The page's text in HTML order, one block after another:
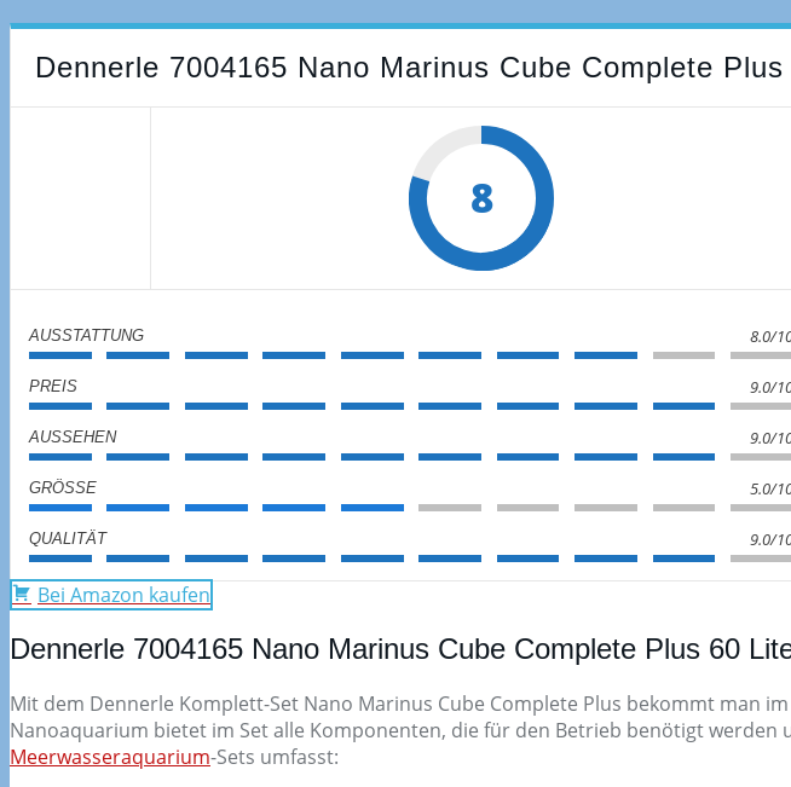
Dennerle 7004165 Nano Marinus Cube Complete
8
AUSSTATTUNG 8.0/
PREIS 9.0/
AUSSEHEN 9.0/
GRÖSSE 5.0/
QUALITÄT 9.0/
Bei Amazon kaufen
Dennerle 7004165 Nano Marinus Cube Complete Plus 60
Mit dem Dennerle Komplett-Set Nano Marinus Cube Complete Plus bekommt man
Nanoaquarium bietet im Set alle Komponenten, die für den Betrieb benötigt
Meerwasseraquarium-Sets umfasst: